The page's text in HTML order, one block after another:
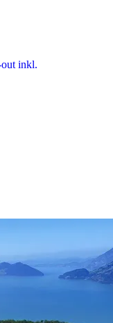
inkl.